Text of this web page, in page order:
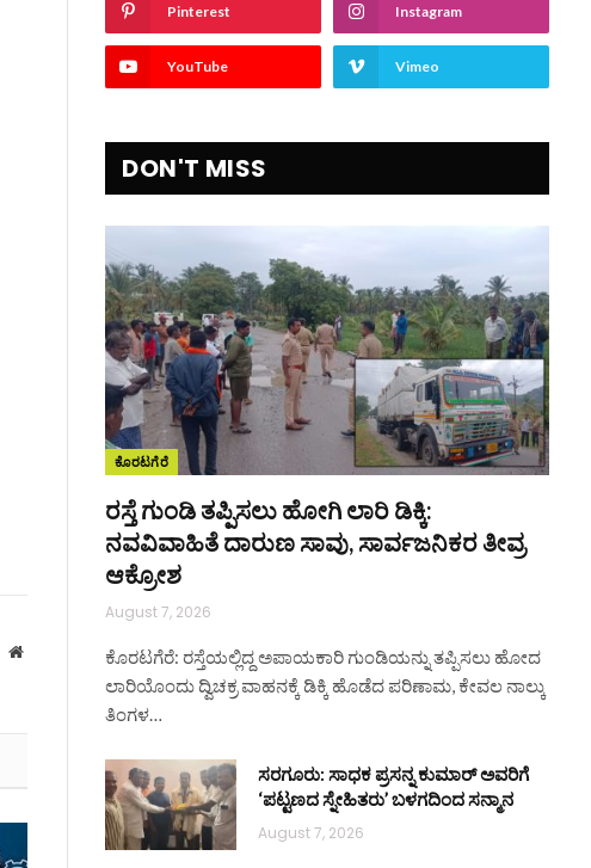
Website
Pinterest Instagram
YouTube Vimeo
DON'T MISS
ಕೊರಟಗೆರೆ
ರಸ್ತೆ ಗುಂಡಿ ತಪ್ಪಿಸಲು ಹೋಗಿ ಲಾರಿ ಡಿಕ್ಕಿ:
ನವವಿವಾಹಿತೆ ದಾರುಣ ಸಾವು, ಸಾರ್ವಜನಿಕರ ತೀವ್ರ
ಆಕ್ರೋಶ
August 7, 2026
ಕೊರಟಗೆರೆ: ರಸ್ತೆಯಲ್ಲಿದ್ದ ಅಪಾಯಕಾರಿ ಗುಂಡಿಯನ್ನು ತಪ್ಪಿಸಲು ಹೋದ
ಲಾರಿಯೊಂದು ದ್ವಿಚಕ್ರ ವಾಹನಕ್ಕೆ ಡಿಕ್ಕಿ ಹೊಡೆದ ಪರಿಣಾಮ, ಕೇವಲ ನಾಲ್ಕು
ತಿಂಗಳ…
ಸರಗೂರು: ಸಾಧಕ ಪ್ರಸನ್ನ ಕುಮಾರ್ ಅವರಿಗೆ
‘ಪಟ್ಟಣದ ಸ್ನೇಹಿತರು’ ಬಳಗದಿಂದ ಸನ್ಮಾನ
August 7, 2026